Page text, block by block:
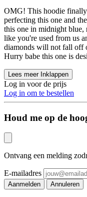
OMG! This hoodie
perfecting this one and
this one in midnight blue,
like you're used from us
diamonds will not fall off
Hurry babe this one is
Lees meer Inklappen
Log in voor de prijs
Log in om te bestellen
Houd me op de
Ontvang een melding
E-mailadres
Aanmelden Annuleren